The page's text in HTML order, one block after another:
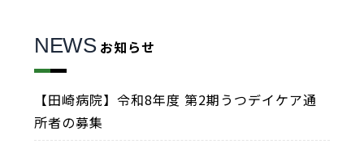
NEWS お知らせ
【田崎病院】令和8年度 第2期うつデイケア通
所者の募集